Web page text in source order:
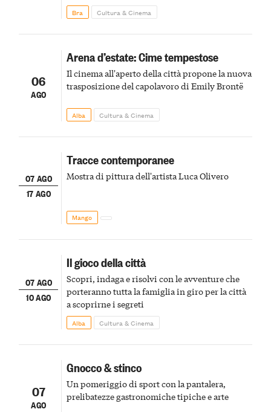
Bra Cultura & Cinema
06
AGO
Arena d’estate: Cime tempestose
Il cinema all'aperto della città propone la nuova
trasposizione del capolavoro di Emily Brontë
Alba Cultura & Cinema
07 AGO
17 AGO
Tracce contemporanee
Mostra di pittura dell'artista Luca Olivero
Mango
07 AGO
10 AGO
Il gioco della città
Scopri, indaga e risolvi con le avventure che
porteranno tutta la famiglia in giro per la città
a scoprirne i segreti
Alba Cultura & Cinema
07
AGO
Gnocco & stinco
Un pomeriggio di sport con la pantalera,
prelibatezze gastronomiche tipiche e arte